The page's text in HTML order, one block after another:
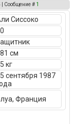
| Сообщение # 1
Сиссоко
см
кг
сентября 1987
Франция